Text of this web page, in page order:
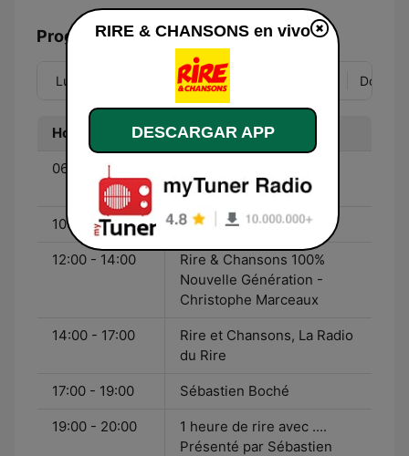
Programación
Lun Mié Jue Dom
Hora Programa
06:00 - 10:00
Bruno Roblès
10:00 - 12:00 Christophe Marceaux
12:00 - 14:00
Rire & Chansons 100%
Nouvelle Génération -
Christophe Marceaux
14:00 - 17:00
Rire et Chansons, La Radio
du Rire
17:00 - 19:00 Sébastien Boché
19:00 - 20:00
1 heure de rire avec ....
Présenté par Sébastien
RIRE & CHANSONS en vivo
DESCARGAR APP